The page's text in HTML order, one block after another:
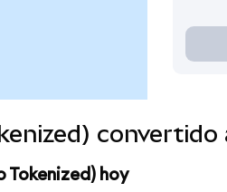
Tokenized) hoy